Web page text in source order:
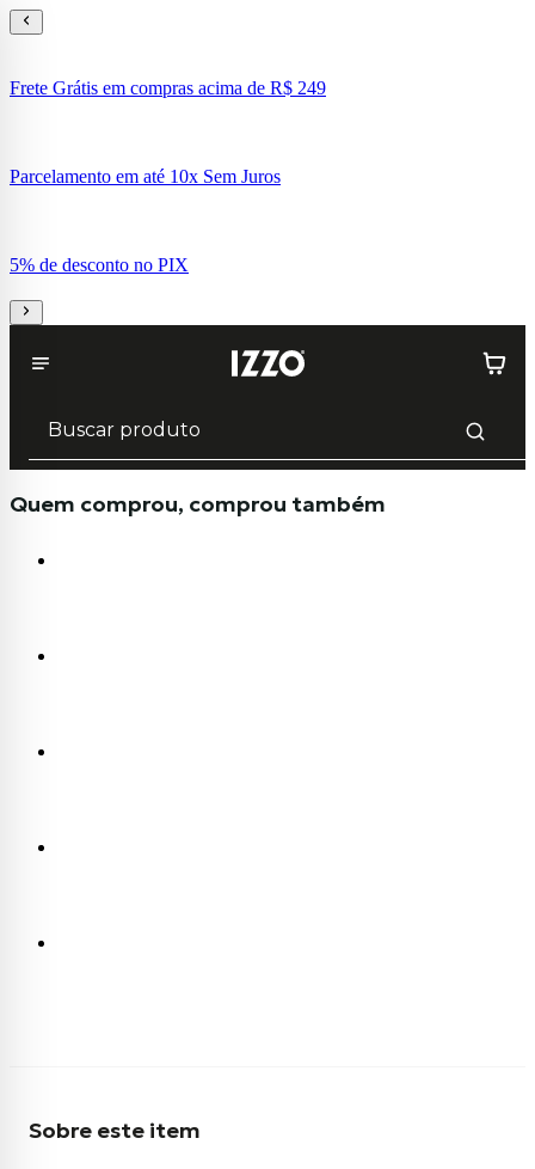
Frete Grátis em compras acima de R$ 249
Parcelamento em até 10x Sem Juros
5% de desconto no PIX
Quem comprou, comprou também
Sobre este item